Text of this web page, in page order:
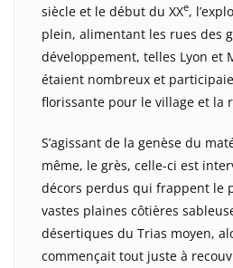
siècle et le début du XXe,
plein, alimentant les rues des
développement, telles Lyon et
étaient nombreux et
florissante pour le village et la
S’agissant de la genèse du
même, le grès, celle-ci est
décors perdus qui frappent le
vastes plaines côtières
désertiques du Trias moyen,
commençait tout juste à